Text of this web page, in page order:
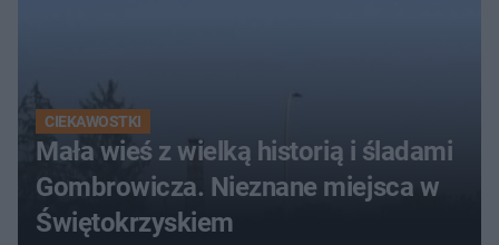
CIEKAWOSTKI
Mała wieś z wielką historią i śladami
Gombrowicza. Nieznane miejsca w
Świętokrzyskiem